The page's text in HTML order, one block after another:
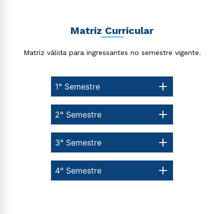
Matriz Curricular
Matriz válida para ingressantes no semestre vigente.
1° Semestre
4° Semestre
3° Semestre
2° Semestre